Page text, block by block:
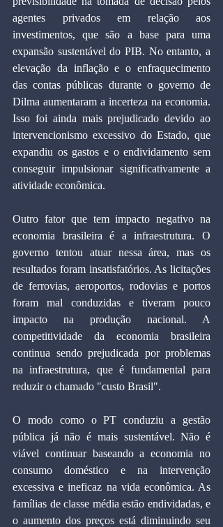
agentes privados em relação aos
investimentos, que são a base para uma
expansão sustentável do PIB. No entanto, a
elevação da inflação e o enfraquecimento
das contas públicas durante o governo de
Dilma aumentaram a incerteza na economia.
Isso foi ainda mais prejudicado devido ao
intervencionismo excessivo do Estado, que
expandiu os gastos e o endividamento sem
conseguir impulsionar significativamente a
atividade econômica.
Outro fator que tem impacto negativo na
economia brasileira é a infraestrutura. O
governo tentou atuar nessa área, mas os
resultados foram insatisfatórios. As licitações
de ferrovias, aeroportos, rodovias e portos
foram mal conduzidas e tiveram pouco
impacto na produção nacional. A
competitividade da economia brasileira
continua sendo prejudicada por problemas
na infraestrutura, que é fundamental para
reduzir o chamado "custo Brasil".
O modo como o PT conduziu a gestão
pública já não é mais sustentável. Não é
viável continuar baseando a economia no
consumo doméstico e na intervenção
excessiva e ineficaz na vida econômica. As
famílias de classe média estão endividadas, e
o aumento dos preços está diminuindo seu